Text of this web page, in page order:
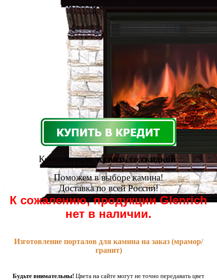
Консультация,купить со скидкой:
Поможем в выборе камина!
Доставка по всей России!
К сожалению, продукции Glenrich
нет в наличии.
Изготовление порталов для камина на заказ (мрамор/
гранит)
Будьте внимательны! Цвета на сайте могут не точно передавать цвет